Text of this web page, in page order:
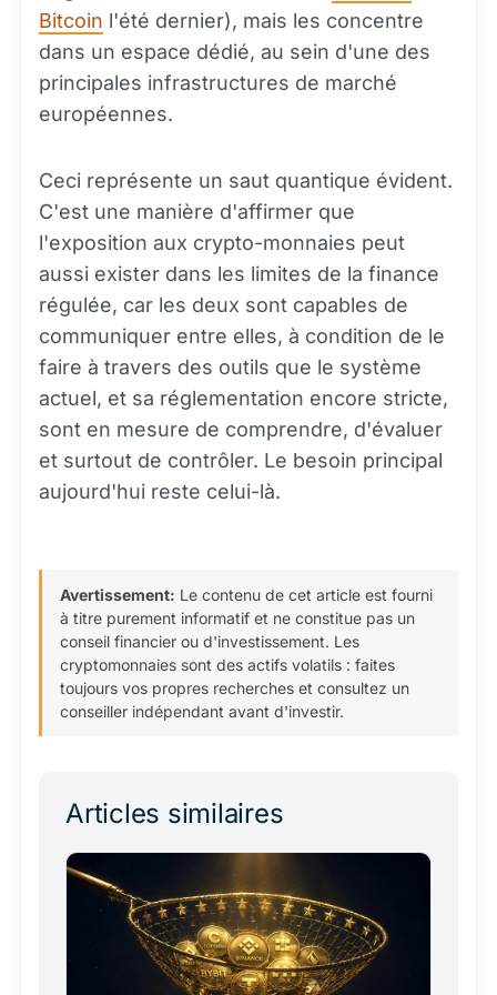
Bitcoin l'été dernier), mais les concentre
dans un espace dédié, au sein d'une des
principales infrastructures de marché
européennes.
Ceci représente un saut quantique évident.
C'est une manière d'affirmer que
l'exposition aux crypto-monnaies peut
aussi exister dans les limites de la finance
régulée, car les deux sont capables de
communiquer entre elles, à condition de le
faire à travers des outils que le système
actuel, et sa réglementation encore stricte,
sont en mesure de comprendre, d'évaluer
et surtout de contrôler. Le besoin principal
aujourd'hui reste celui-là.
Avertissement: Le contenu de cet article est fourni
à titre purement informatif et ne constitue pas un
conseil financier ou d'investissement. Les
cryptomonnaies sont des actifs volatils : faites
toujours vos propres recherches et consultez un
conseiller indépendant avant d'investir.
Articles similaires